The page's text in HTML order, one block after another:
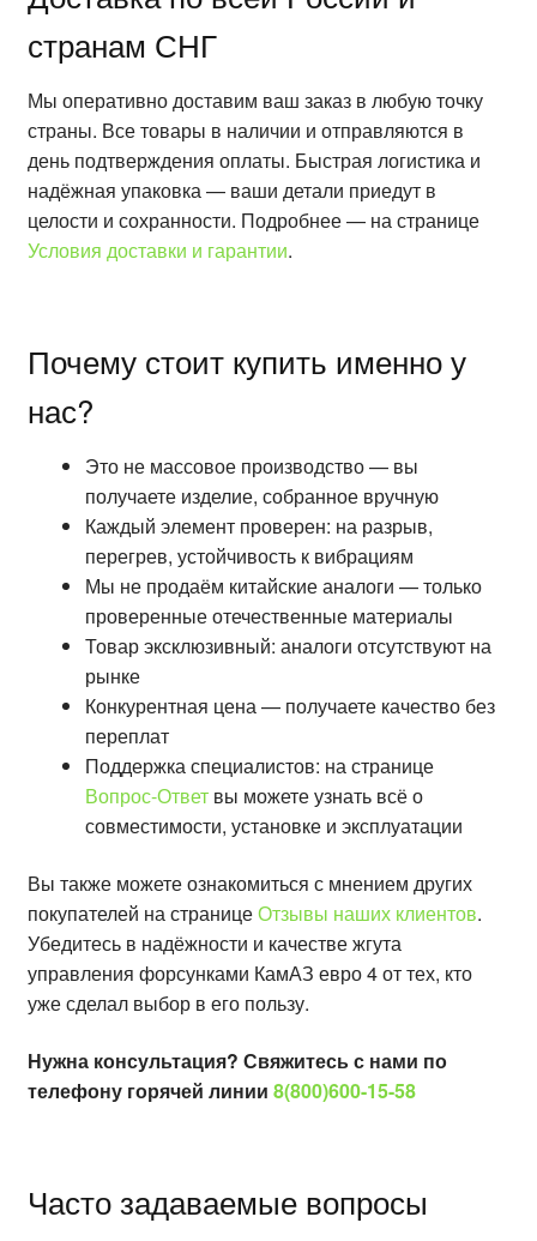
странам СНГ
Мы оперативно доставим ваш заказ в любую точку
страны. Все товары в наличии и отправляются в
день подтверждения оплаты. Быстрая логистика и
надёжная упаковка — ваши детали приедут в
целости и сохранности. Подробнее — на странице
Условия доставки и гарантии.
Почему стоит купить именно у
нас?
Это не массовое производство — вы
получаете изделие, собранное вручную
Каждый элемент проверен: на разрыв,
перегрев, устойчивость к вибрациям
Мы не продаём китайские аналоги — только
проверенные отечественные материалы
Товар эксклюзивный: аналоги отсутствуют на
рынке
Конкурентная цена — получаете качество без
переплат
Поддержка специалистов: на странице
Вопрос-Ответвы можете узнать всё о
совместимости, установке и эксплуатации
Вы также можете ознакомиться с мнением других
покупателей на страницеОтзывы наших клиентов.
Убедитесь в надёжности и качестве жгута
управления форсунками КамАЗ евро 4 от тех, кто
уже сделал выбор в его пользу.
Нужна консультация? Свяжитесь с нами по
телефону горячей линии 8(800)600-15-58
Часто задаваемые вопросы